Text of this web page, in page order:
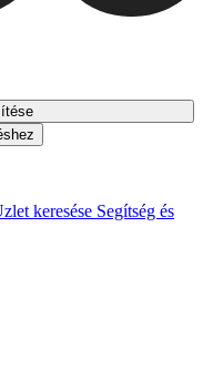
keresése Segítség és